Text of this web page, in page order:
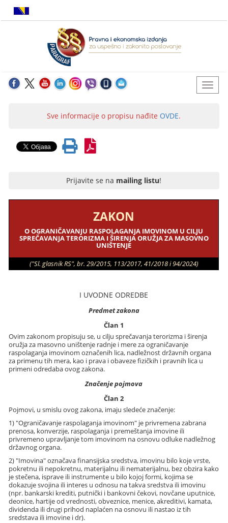
Sve informacije o propisu nađite OVDE.
Prijavite se na mailing listu!
ZAKON
O OGRANIČAVANJU RASPOLAGANJA IMOVINOM U CILJU
SPREČAVANJA TERORIZMA I ŠIRENJA ORUŽJA ZA MASOVNO
UNIŠTENJE
("Sl. glasnik RS", br. 29/2015, 113/2017, 41/2018 i 94/2024)
I UVODNE ODREDBE
Predmet zakona
Član 1
Ovim zakonom propisuju se, u cilju sprečavanja terorizma i širenja
oružja za masovno uništenje radnje i mere za ograničavanje
raspolaganja imovinom označenih lica, nadležnost državnih organa
za primenu tih mera, kao i prava i obaveze fizičkih i pravnih lica u
primeni odredaba ovog zakona.
Značenje pojmova
Član 2
Pojmovi, u smislu ovog zakona, imaju sledeće značenje:
1) "Ograničavanje raspolaganja imovinom" je privremena zabrana
prenosa, konverzije, raspolaganja i premeštanja imovine ili
privremeno upravljanje tom imovinom na osnovu odluke nadležnog
državnog organa.
2) "Imovina" označava finansijska sredstva, imovinu bilo koje vrste,
pokretnu ili nepokretnu, materijalnu ili nematerijalnu, bez obzira kako
je stečena, isprave ili instrumente u bilo kojoj formi, kojima se
dokazuje svojina ili interes u odnosu na takva sredstva ili imovinu
(npr. bankarski krediti, putnički i bankovni čekovi, novčane uputnice,
deonice, hartije od vrednosti, obveznice, menice, akreditivi, kamata,
dividenda ili drugi prihod naplaćen na osnovu ili nastao iz tih
sredstava ili imovine i dr).